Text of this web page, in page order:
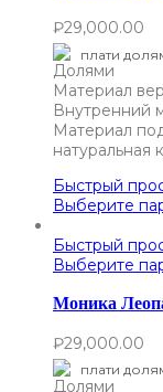
₽29,000.00
плати
Материал
Внутренний
Материал
натуральная
Быстрый
Выберите
Быстрый
Выберите
Моника
₽29,000.00
плати